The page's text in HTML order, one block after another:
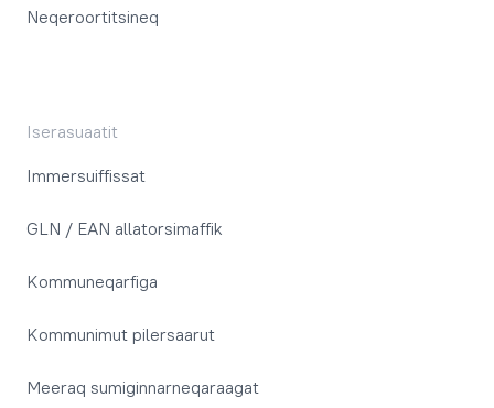
Neqeroortitsineq
Iserasuaatit
Immersuiffissat
GLN / EAN allatorsimaffik
Kommuneqarfiga
Kommunimut pilersaarut
Meeraq sumiginnarneqaraagat